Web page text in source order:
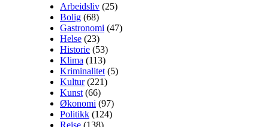
Arbeidsliv (25)
Bolig (68)
Gastronomi (47)
Helse (23)
Historie (53)
Klima (113)
Kriminalitet (5)
Kultur(221)
Kunst (66)
Økonomi (97)
Politikk (124)
Reise (138)